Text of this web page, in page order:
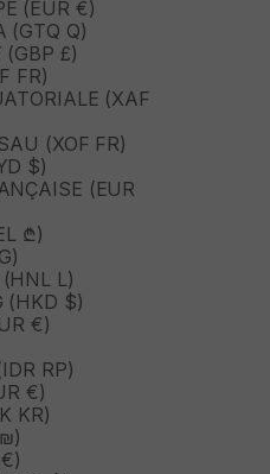
(EUR €)
(GTQ Q)
(GBP £)
FR)
(XAF
(XOF FR)
$)
(EUR
₾)
L)
(HKD $)
€)
RP)
€)
KR)